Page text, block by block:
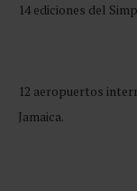
14 ediciones del
12 aeropuertos
Jamaica.